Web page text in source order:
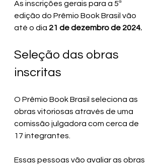
As inscrições gerais para a 5ª
edição do Prêmio Book Brasil vão
até o dia 21 de dezembro de 2024.
Seleção das obras
inscritas
O Prêmio Book Brasil seleciona as
obras vitoriosas através de uma
comissão julgadora com cerca de
17 integrantes.
Essas pessoas vão avaliar as obras